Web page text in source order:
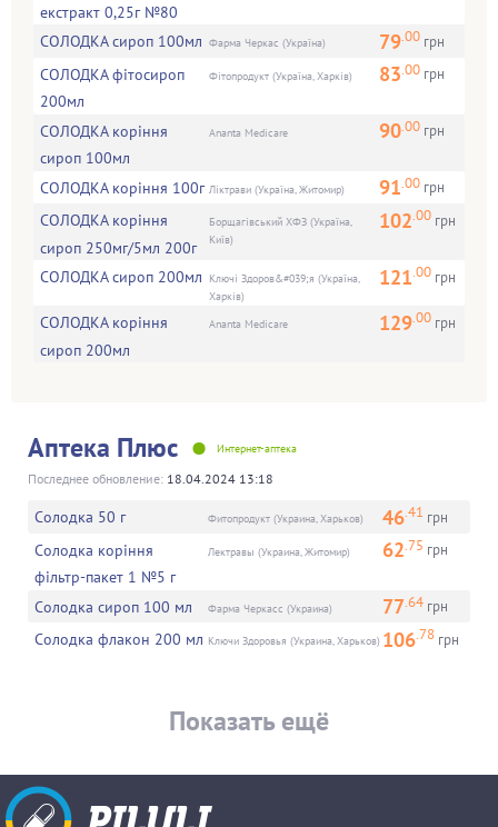
екстракт 0,25г №80
СОЛОДКА сироп 100мл Фарма Черкас (Україна) 79.00грн
СОЛОДКА фітосироп
200мл
Фітопродукт (Україна, Харків) 83.00грн
СОЛОДКА коріння
сироп 100мл
Ananta Medicare 90.00грн
СОЛОДКА коріння 100г Ліктрави (Україна, Житомир) 91.00грн
СОЛОДКА коріння
сироп 250мг/5мл 200г
Борщагівський ХФЗ (Україна,
Київ)
102.00грн
СОЛОДКА сироп 200мл
Ключі Здоров&#039;я (Україна,
Харків)
121.00грн
СОЛОДКА коріння
сироп 200мл
Ananta Medicare 129.00грн
Аптека Плюс • Интернет-аптека
Последнее обновление: 18.04.2024 13:18
Солодка 50 г Фитопродукт (Украина, Харьков) 46.41 грн
Солодка коріння
фільтр-пакет 1 №5 г
Лектравы (Украина, Житомир) 62.75 грн
Солодка сироп 100 мл Фарма Черкасс (Украина) 77.64грн
Солодка флакон 200 мл Ключи Здоровья (Украина, Харьков) 106.78грн
Показать ещё